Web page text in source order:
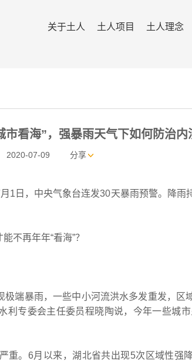
关于土人 土人项目 土人理念
看海”，强暴雨天气下如何防治内
2020-07-09 分享
，中央气象台连发30天暴雨预警。降雨
再年年“看海”？
暴雨，一些中小河流洪水多发重发，区
利专委会主任委员程晓陶说，今年一些城
。6月以来，湖北省共出现5次区域性强